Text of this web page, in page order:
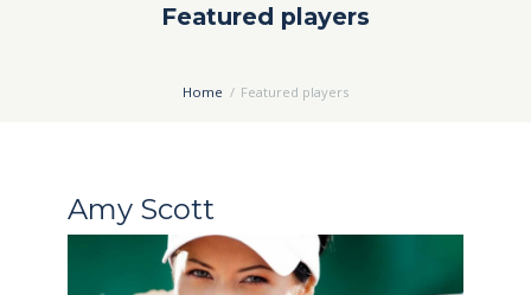
Featured players
Home Featured players
Amy Scott